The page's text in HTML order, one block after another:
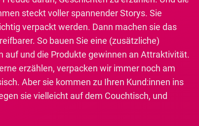
steckt voller spannender Storys. Sie
verpackt werden. Dann machen sie das
So bauen Sie eine (zusätzliche)
auf und die Produkte gewinnen an Attraktivität.
erzählen, verpacken wir immer noch am
Aber sie kommen zu Ihren Kund:innen ins
sie vielleicht auf dem Couchtisch, und